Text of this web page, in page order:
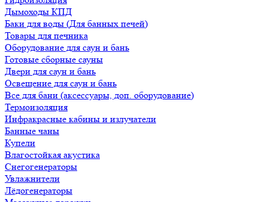
Дымоходы КПД
Баки для воды (Для банных печей)
Товары для печника
Оборудование для саун и бань
Готовые сборные сауны
Двери для саун и бань
Освещение для саун и бань
Все для бани (аксессуары, доп. оборудование)
Термоизоляция
Инфракрасные кабины и излучатели
Банные чаны
Купели
Влагостойкая акустика
Снегогенераторы
Увлажнители
Лёдогенераторы